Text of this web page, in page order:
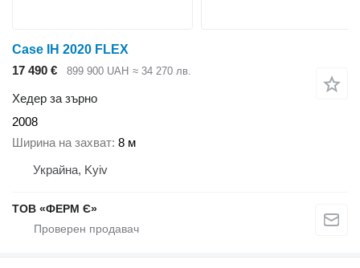
Case IH 2020 FLEX
17 490 €
899 900 UAH ≈ 34 270 лв.
Хедер за зърно
2008
Ширина на захват 8 м
Украйна, Kyiv
ТОВ «ФЕРМ Є»